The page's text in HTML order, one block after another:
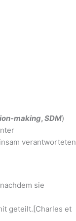
making, SDM)
verantworteten
sie
geteilt.[Charles et